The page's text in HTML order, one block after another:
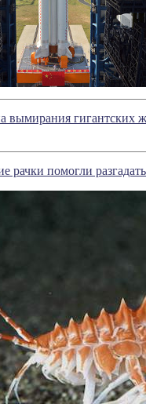
вымирания гигантских
рачки помогли